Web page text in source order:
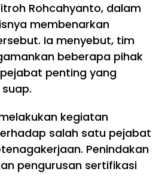
Rohcahyanto, dalam
membenarkan
Ia menyebut, tim
beberapa pihak
penting yang
kegiatan
salah satu pejabat
Penindakan
pengurusan sertifikasi